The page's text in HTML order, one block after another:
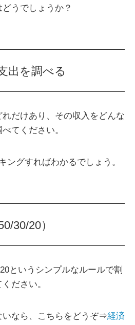
うでしょうか？
出を調べる
だけあり、その収入をどんな
てください。
ングすればわかるでしょう。
30/20）
というシンプルなルールで割
ださい。
いなら、こちらをどうぞ⇒経済